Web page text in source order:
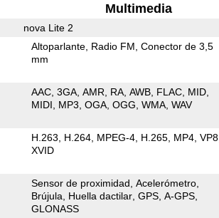
Multimedia
nova Lite 2
Altoparlante Radio FM Conector de 3,5
mm
AAC 3GA AMR RA AWB FLAC MID
MIDI
MP3 OGA OGG WMA WAV
H.263 H.264 MPEG-4 H.265 MP4 VP8
XVID
Sensor de proximidad Acelerómetro
Brújula
Huella dactilar GPS A-GPS
GLONASS